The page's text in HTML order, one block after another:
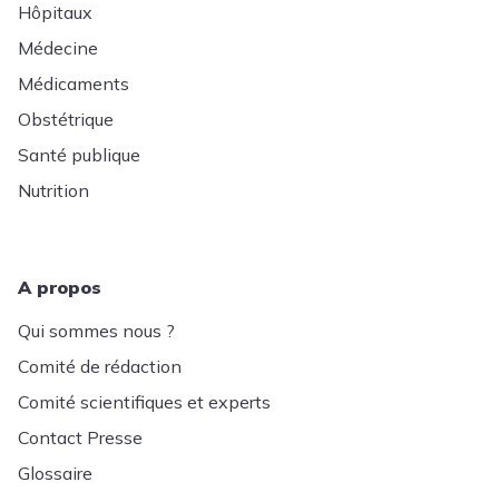
Hôpitaux
Médecine
Médicaments
Obstétrique
Santé publique
Nutrition
A propos
Qui sommes nous ?
Comité de rédaction
Comité scientifiques et experts
Contact Presse
Glossaire